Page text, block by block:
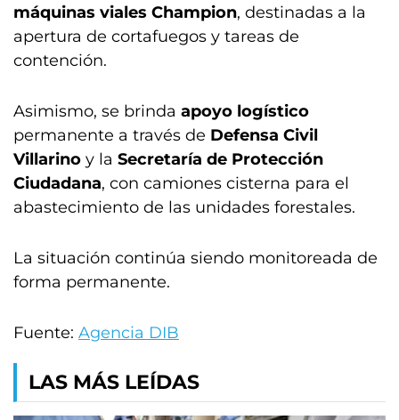
máquinas viales Champion, destinadas a la
apertura de cortafuegos y tareas de
contención.
Asimismo, se brinda apoyo logístico
permanente a través de Defensa Civil
Villarino y la Secretaría de Protección
Ciudadana, con camiones cisterna para el
abastecimiento de las unidades forestales.
La situación continúa siendo monitoreada de
forma permanente.
Fuente: Agencia DIB
LAS MÁS LEÍDAS